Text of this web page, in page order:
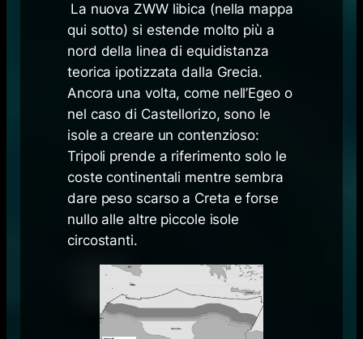
La nuova ZWW libica (nella mappa
qui sotto) si estende molto più a
nord della linea di equidistanza
teorica ipotizzata dalla Grecia.
Ancora una volta, come nell’Egeo o
nel caso di Castellorizo, sono le
isole a creare un contenzioso:
Tripoli prende a riferimento solo le
coste continentali mentre sembra
dare peso scarso a Creta e forse
nullo alle altre piccole isole
circostanti.